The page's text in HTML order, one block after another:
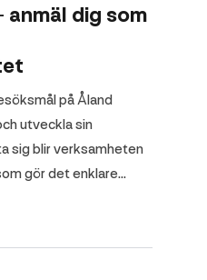
anmäl dig som
på Åland
utveckla sin
sig blir verksamheten
gör det enklare…